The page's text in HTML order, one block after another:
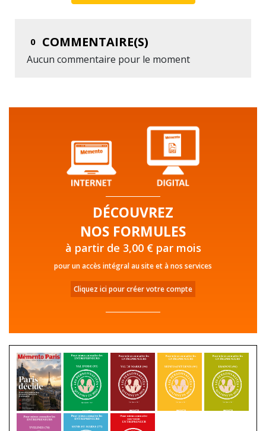
0 COMMENTAIRE(S)
Aucun commentaire pour le moment
DÉCOUVREZ
NOS FORMULES
à partir de 3,00 € par mois
pour un accès intégral au site et à nos services
Cliquez ici pour créer votre compte